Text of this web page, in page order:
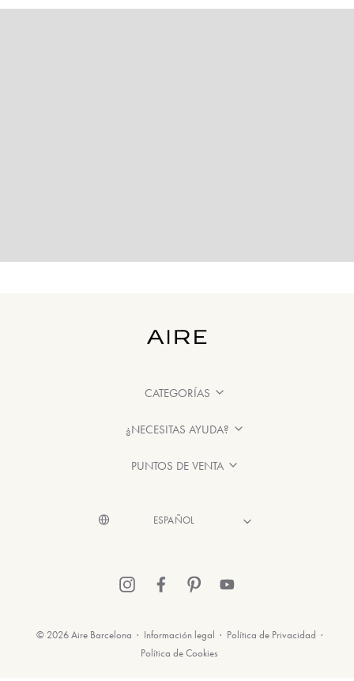
CATEGORÍAS
¿NECESITAS AYUDA?
PUNTOS DE VENTA
© 2026 Aire Barcelona · Información legal · Política de Privacidad ·
Política de Cookies